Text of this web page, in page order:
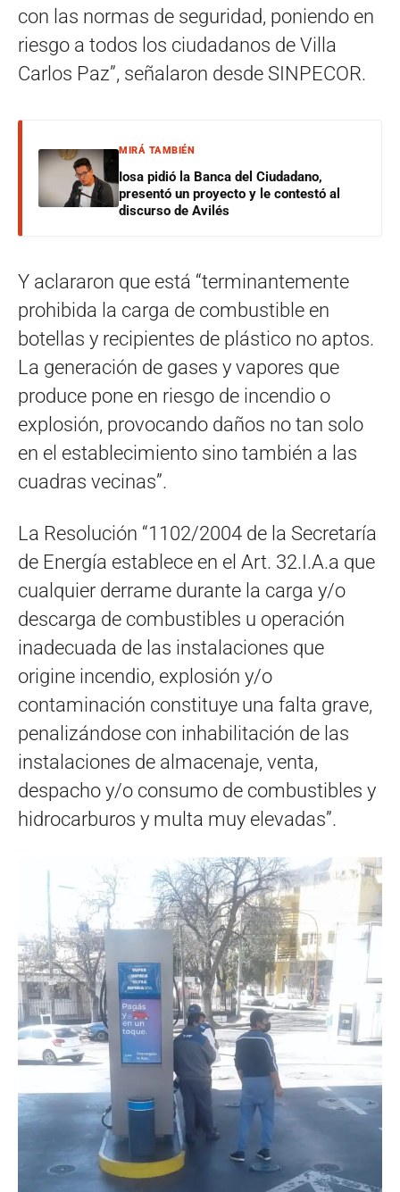
con las normas de seguridad, poniendo en
riesgo a todos los ciudadanos de Villa
Carlos Paz”, señalaron desde SINPECOR.
MIRÁ TAMBIÉN
Iosa pidió la Banca del Ciudadano,
presentó un proyecto y le contestó al
discurso de Avilés
Y aclararon que está “terminantemente
prohibida la carga de combustible en
botellas y recipientes de plástico no aptos.
La generación de gases y vapores que
produce pone en riesgo de incendio o
explosión, provocando daños no tan solo
en el establecimiento sino también a las
cuadras vecinas”.
La Resolución “1102/2004 de la Secretaría
de Energía establece en el Art. 32.I.A.a que
cualquier derrame durante la carga y/o
descarga de combustibles u operación
inadecuada de las instalaciones que
origine incendio, explosión y/o
contaminación constituye una falta grave,
penalizándose con inhabilitación de las
instalaciones de almacenaje, venta,
despacho y/o consumo de combustibles y
hidrocarburos y multa muy elevadas”.